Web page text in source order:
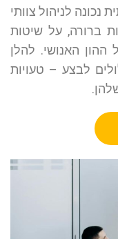
לניהול צוותי
ברורה, על שיטות
האנושי. להלן
לבצע – טעויות